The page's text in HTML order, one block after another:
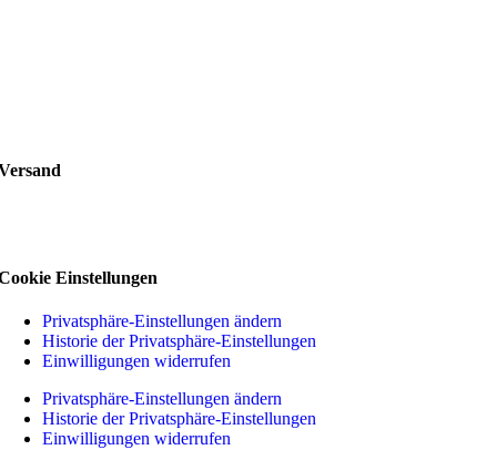
Einstellungen
Privatsphäre-Einstellungen ändern
Historie der Privatsphäre-Einstellungen
Einwilligungen widerrufen
Privatsphäre-Einstellungen ändern
Historie der Privatsphäre-Einstellungen
Einwilligungen widerrufen